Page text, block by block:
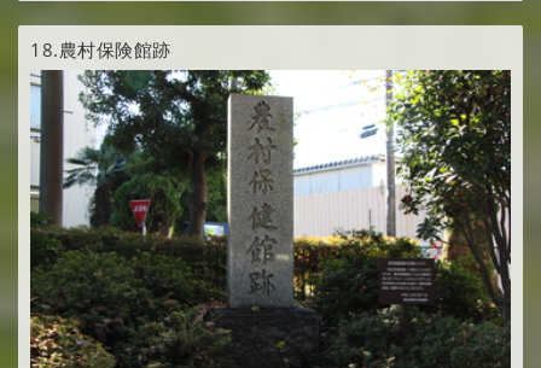
18.農村保険館跡